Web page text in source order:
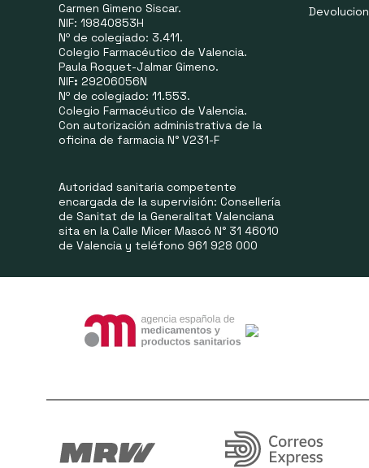
Carmen Gimeno Siscar.
NIF: 19840853H
Nº de colegiado: 3.411.
Colegio Farmacéutico de Valencia.
Paula Roquet-Jalmar Gimeno.
NIF: 29206056N
Nº de colegiado: 11.553.
Colegio Farmacéutico de Valencia.
Con autorización administrativa de la
oficina de farmacia N° V231-F
Autoridad sanitaria competente
encargada de la supervisión: Consellería
de Sanitat de la Generalitat Valenciana
sita en la Calle Micer Mascó N° 31 46010
de Valencia y teléfono 961 928 000